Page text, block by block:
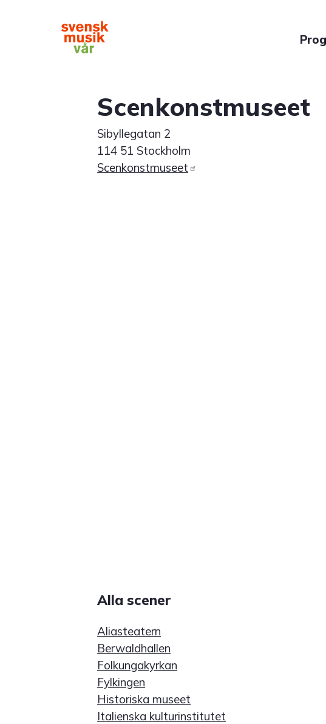
huvudinnehåll
Scenkonstmuseet
Sibyllegatan 2
114 51 Stockholm
Scenkonstmuseet
Alla scener
Aliasteatern
Berwaldhallen
Folkungakyrkan
Fylkingen
Historiska museet
Italienska kulturinstitutet